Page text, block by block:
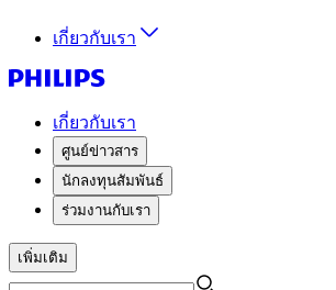
เกี่ยวกับเรา
เกี่ยวกับเรา
ศูนย์ข่าวสาร
นักลงทุนสัมพันธ์
ร่วมงานกับเรา
เพิ่มเติม